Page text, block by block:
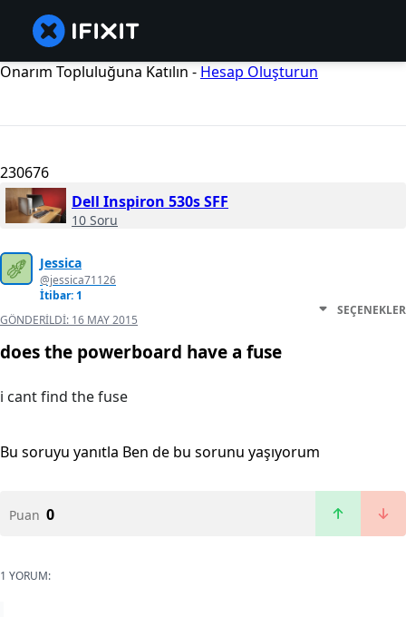
Onarım Topluluğuna Katılın - Hesap Oluşturun
230676
Dell Inspiron 530s SFF
10 Soru
Jessica
@jessica71126
İtibar: 1
GÖNDERILDI: 16 MAY 2015
SEÇENEKLER
does the powerboard have a fuse
i cant find the fuse
Bu soruyu yanıtla Ben de bu sorunu yaşıyorum
Puan 0
1 YORUM: